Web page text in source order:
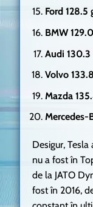
Ford 128.5
BMW
Audi 130.3
Volvo
Mazda
Mercedes-
Desigur,
nu a fost în
de la JATO
fost în 2016,